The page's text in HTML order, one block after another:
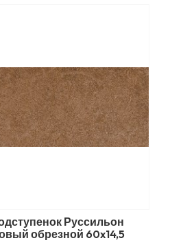
Руссильон
обрезной 60x14,5